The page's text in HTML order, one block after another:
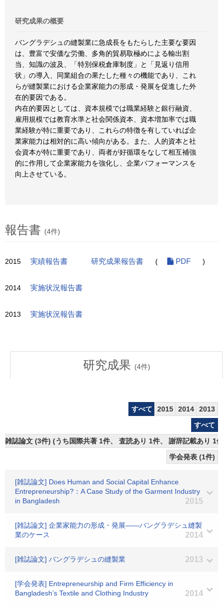
研究成果の概要
バングラデシュの縫製業に急成長をもたらした主要な要因
は、豊富で安価な労働、多角的貿易取極めによる輸出割
当、知識の波及、「特別保税倉庫制度」と「見返り信用
状」の導入、同業組合の果たした種々の機能であり、これ
らが縫製業における企業家能力の形成・発展を促進した外
在的要因である。
内在的要因としては、資本規模では職業経験と銀行融資、
雇用規模では教育水準と社会関係資本、資本増加率では職
業経験が特に重要であり、これらの特徴を有していれば企
業家能力は相対的に高い傾向がある。また、人的資本と社
会資本が特に重要であり、両者が好循環をなして相互補強
的に作用して企業家能力を強化し、企業パフォーマンスを
向上させている。
報告書 (4件)
2015 実績報告書 研究成果報告書 ( PDF )
2014 実施状況報告書
2013 実施状況報告書
研究成果 (4件)
すべて 2015 2014
2013
すべて
雑誌論文 (3件) (うち国際共著 1件、 査読あり 1件、 謝辞記載あり 1
学会発表 (1件)
[雑誌論文] Does Human and Social Capital Enhance
Entrepreneurship?：A Case Study of the Garment Industry
in Bangladesh
2015
[雑誌論文] 企業家能力の形成・発展――バングラデシュ縫製
業のケース
2014
[雑誌論文] バングラデシュの縫製業 2013
[学会発表] Entrepreneurship and Firm Efficiency in
Bangladesh’s Textile and Clothing Industry
2014